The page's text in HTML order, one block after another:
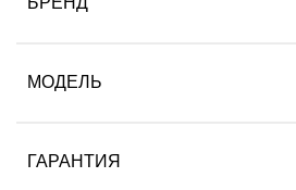
МОДЕЛЬ
ГАРАНТИЯ